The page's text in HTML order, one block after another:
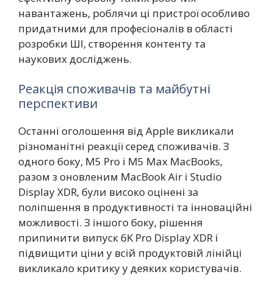
навантажень, роблячи ці пристрої особливо
придатними для професіоналів в області
розробки ШІ, створення контенту та
наукових досліджень.
Реакція споживачів та майбутні
перспективи
Останні оголошення від Apple викликали
різноманітні реакції серед споживачів. З
одного боку, M5 Pro і M5 Max MacBooks,
разом з оновленим MacBook Air і Studio
Display XDR, були високо оцінені за
поліпшення в продуктивності та інноваційні
можливості. З іншого боку, рішення
припинити випуск 6K Pro Display XDR і
підвищити ціни у всій продуктовій лінійці
викликало критику у деяких користувачів.